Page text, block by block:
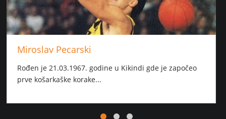
Miroslav Pecarski
Rođen je 21.03.1967. godine u Kikindi gde je započeo
prve košarkaške korake...